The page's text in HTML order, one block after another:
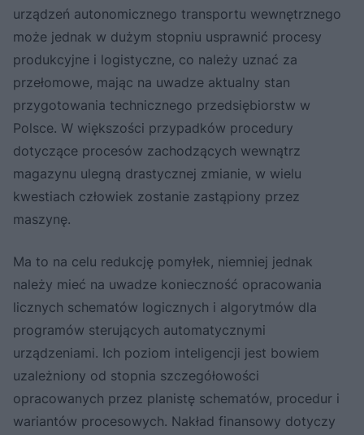
urządzeń autonomicznego transportu wewnętrznego
może jednak w dużym stopniu usprawnić procesy
produkcyjne i logistyczne, co należy uznać za
przełomowe, mając na uwadze aktualny stan
przygotowania technicznego przedsiębiorstw w
Polsce. W większości przypadków procedury
dotyczące procesów zachodzących wewnątrz
magazynu ulegną drastycznej zmianie, w wielu
kwestiach człowiek zostanie zastąpiony przez
maszynę.
Ma to na celu redukcję pomyłek, niemniej jednak
należy mieć na uwadze konieczność opracowania
licznych schematów logicznych i algorytmów dla
programów sterujących automatycznymi
urządzeniami. Ich poziom inteligencji jest bowiem
uzależniony od stopnia szczegółowości
opracowanych przez planistę schematów, procedur i
wariantów procesowych. Nakład finansowy dotyczy